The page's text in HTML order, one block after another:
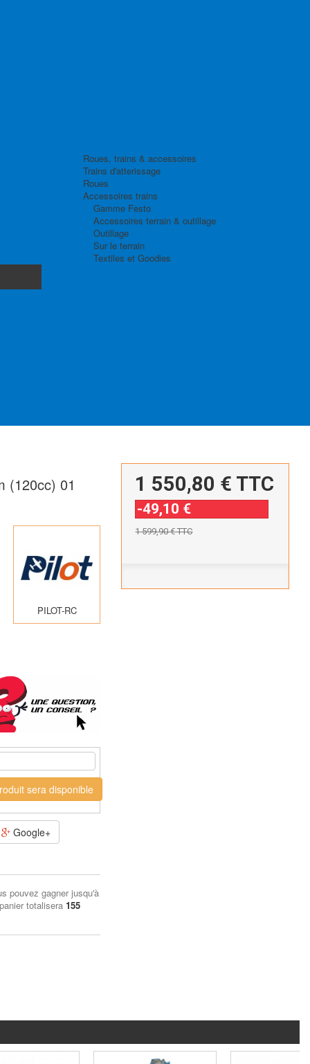
Roues, trains & accessoires
Trains d'atterissage
Roues
Accessoires trains
Gamme Festo
Accessoires terrain & outillage
Outillage
Sur le terrain
Textiles et Goodies
(120cc) 01
PILOT-RC
sera disponible
Google+
pouvez gagner jusqu'à
totalisera155
1 550,80 € TTC
-49,10 €
1 599,90 €TTC